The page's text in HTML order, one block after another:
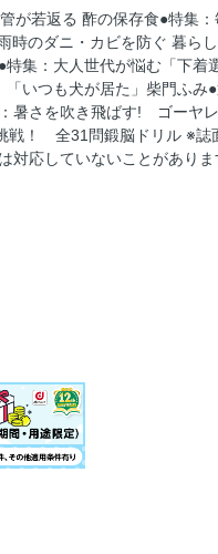
のコツ7
」って？
解は？
が若返る 酢の保存食●特集
のダニ・カビを防ぐ 暮ら
集：大人世代が悩む「下着
いつも犬が居た」柴門ふみ
暑さを吹き飛ばす! ゴーヤ
戦！ 全31問鍛脳ドリル ※誌
対応していないことがありま